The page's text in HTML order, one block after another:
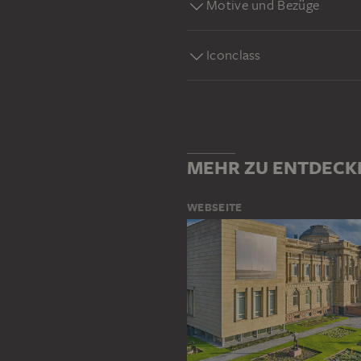
Motive und Bezüge
Iconclass
MEHR ZU
WEBSEITE